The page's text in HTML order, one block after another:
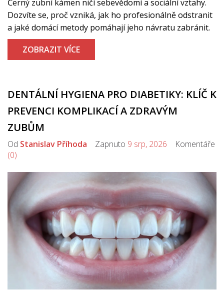
Černý zubní kámen ničí sebevědomí a sociální vztahy.
Dozvíte se, proč vzniká, jak ho profesionálně odstranit
a jaké domácí metody pomáhají jeho návratu zabránit.
ZOBRAZIT VÍCE
DENTÁLNÍ HYGIENA PRO DIABETIKY: KLÍČ K
PREVENCI KOMPLIKACÍ A ZDRAVÝM
ZUBŮM
Od Stanislav Příhoda Zapnuto 9 srp, 2026 Komentáře
(0)